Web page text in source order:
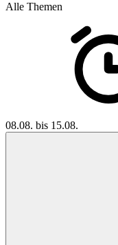
Alle Themen
08.08. bis 15.08.